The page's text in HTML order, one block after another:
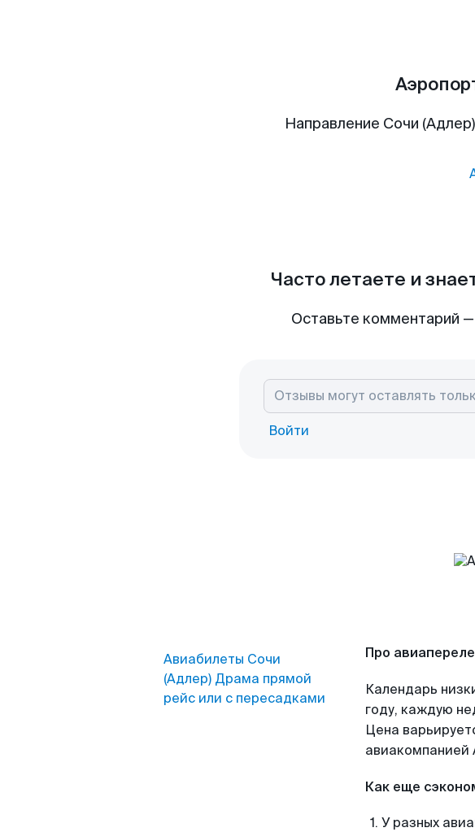
Направление Сочи
Часто летаете и
Оставьте комментарий
Войти
Авиабилеты Сочи
(Адлер) Драма прямой
рейс или с пересадками
Про
Календарь
году, каждую
Цена
авиакомпанией
Как еще
У разных